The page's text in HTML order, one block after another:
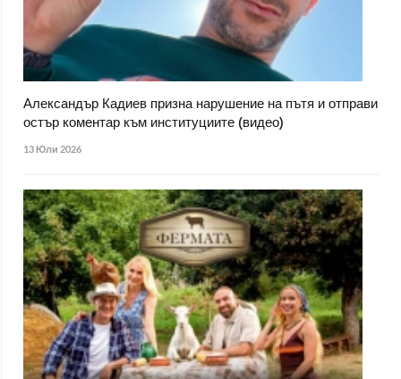
Александър Кадиев призна нарушение на пътя и отправи
остър коментар към институциите (видео)
13 Юли 2026